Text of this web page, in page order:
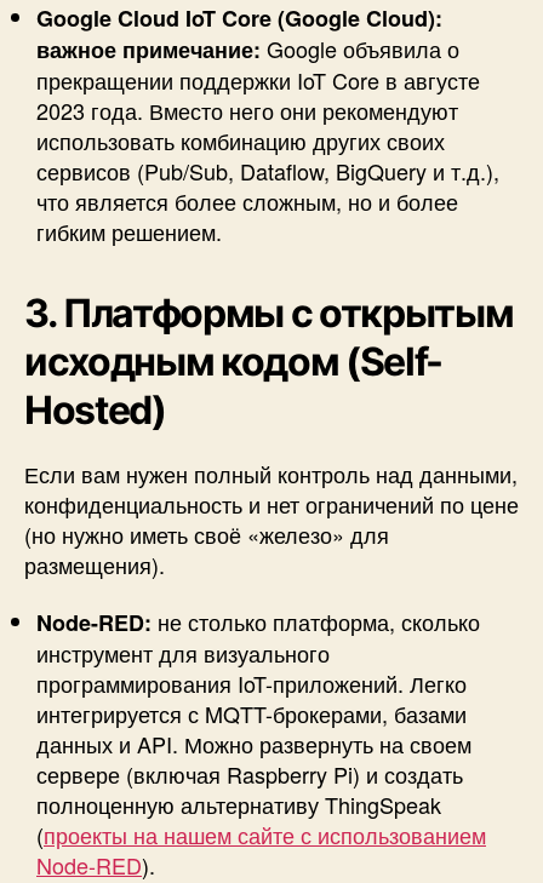
Google Cloud IoT Core (Google Cloud):
важное примечание: Google объявила о
прекращении поддержки IoT Core в августе
2023 года. Вместо него они рекомендуют
использовать комбинацию других своих
сервисов (Pub/Sub, Dataflow, BigQuery и т.д.),
что является более сложным, но и более
гибким решением.
3. Платформы с открытым
исходным кодом (Self-
Hosted)
Если вам нужен полный контроль над данными,
конфиденциальность и нет ограничений по цене
(но нужно иметь своё «железо» для
размещения).
Node-RED: не столько платформа, сколько
инструмент для визуального
программирования IoT-приложений. Легко
интегрируется с MQTT-брокерами, базами
данных и API. Можно развернуть на своем
сервере (включая Raspberry Pi) и создать
полноценную альтернативу ThingSpeak
(проекты на нашем сайте с использованием
Node-RED).